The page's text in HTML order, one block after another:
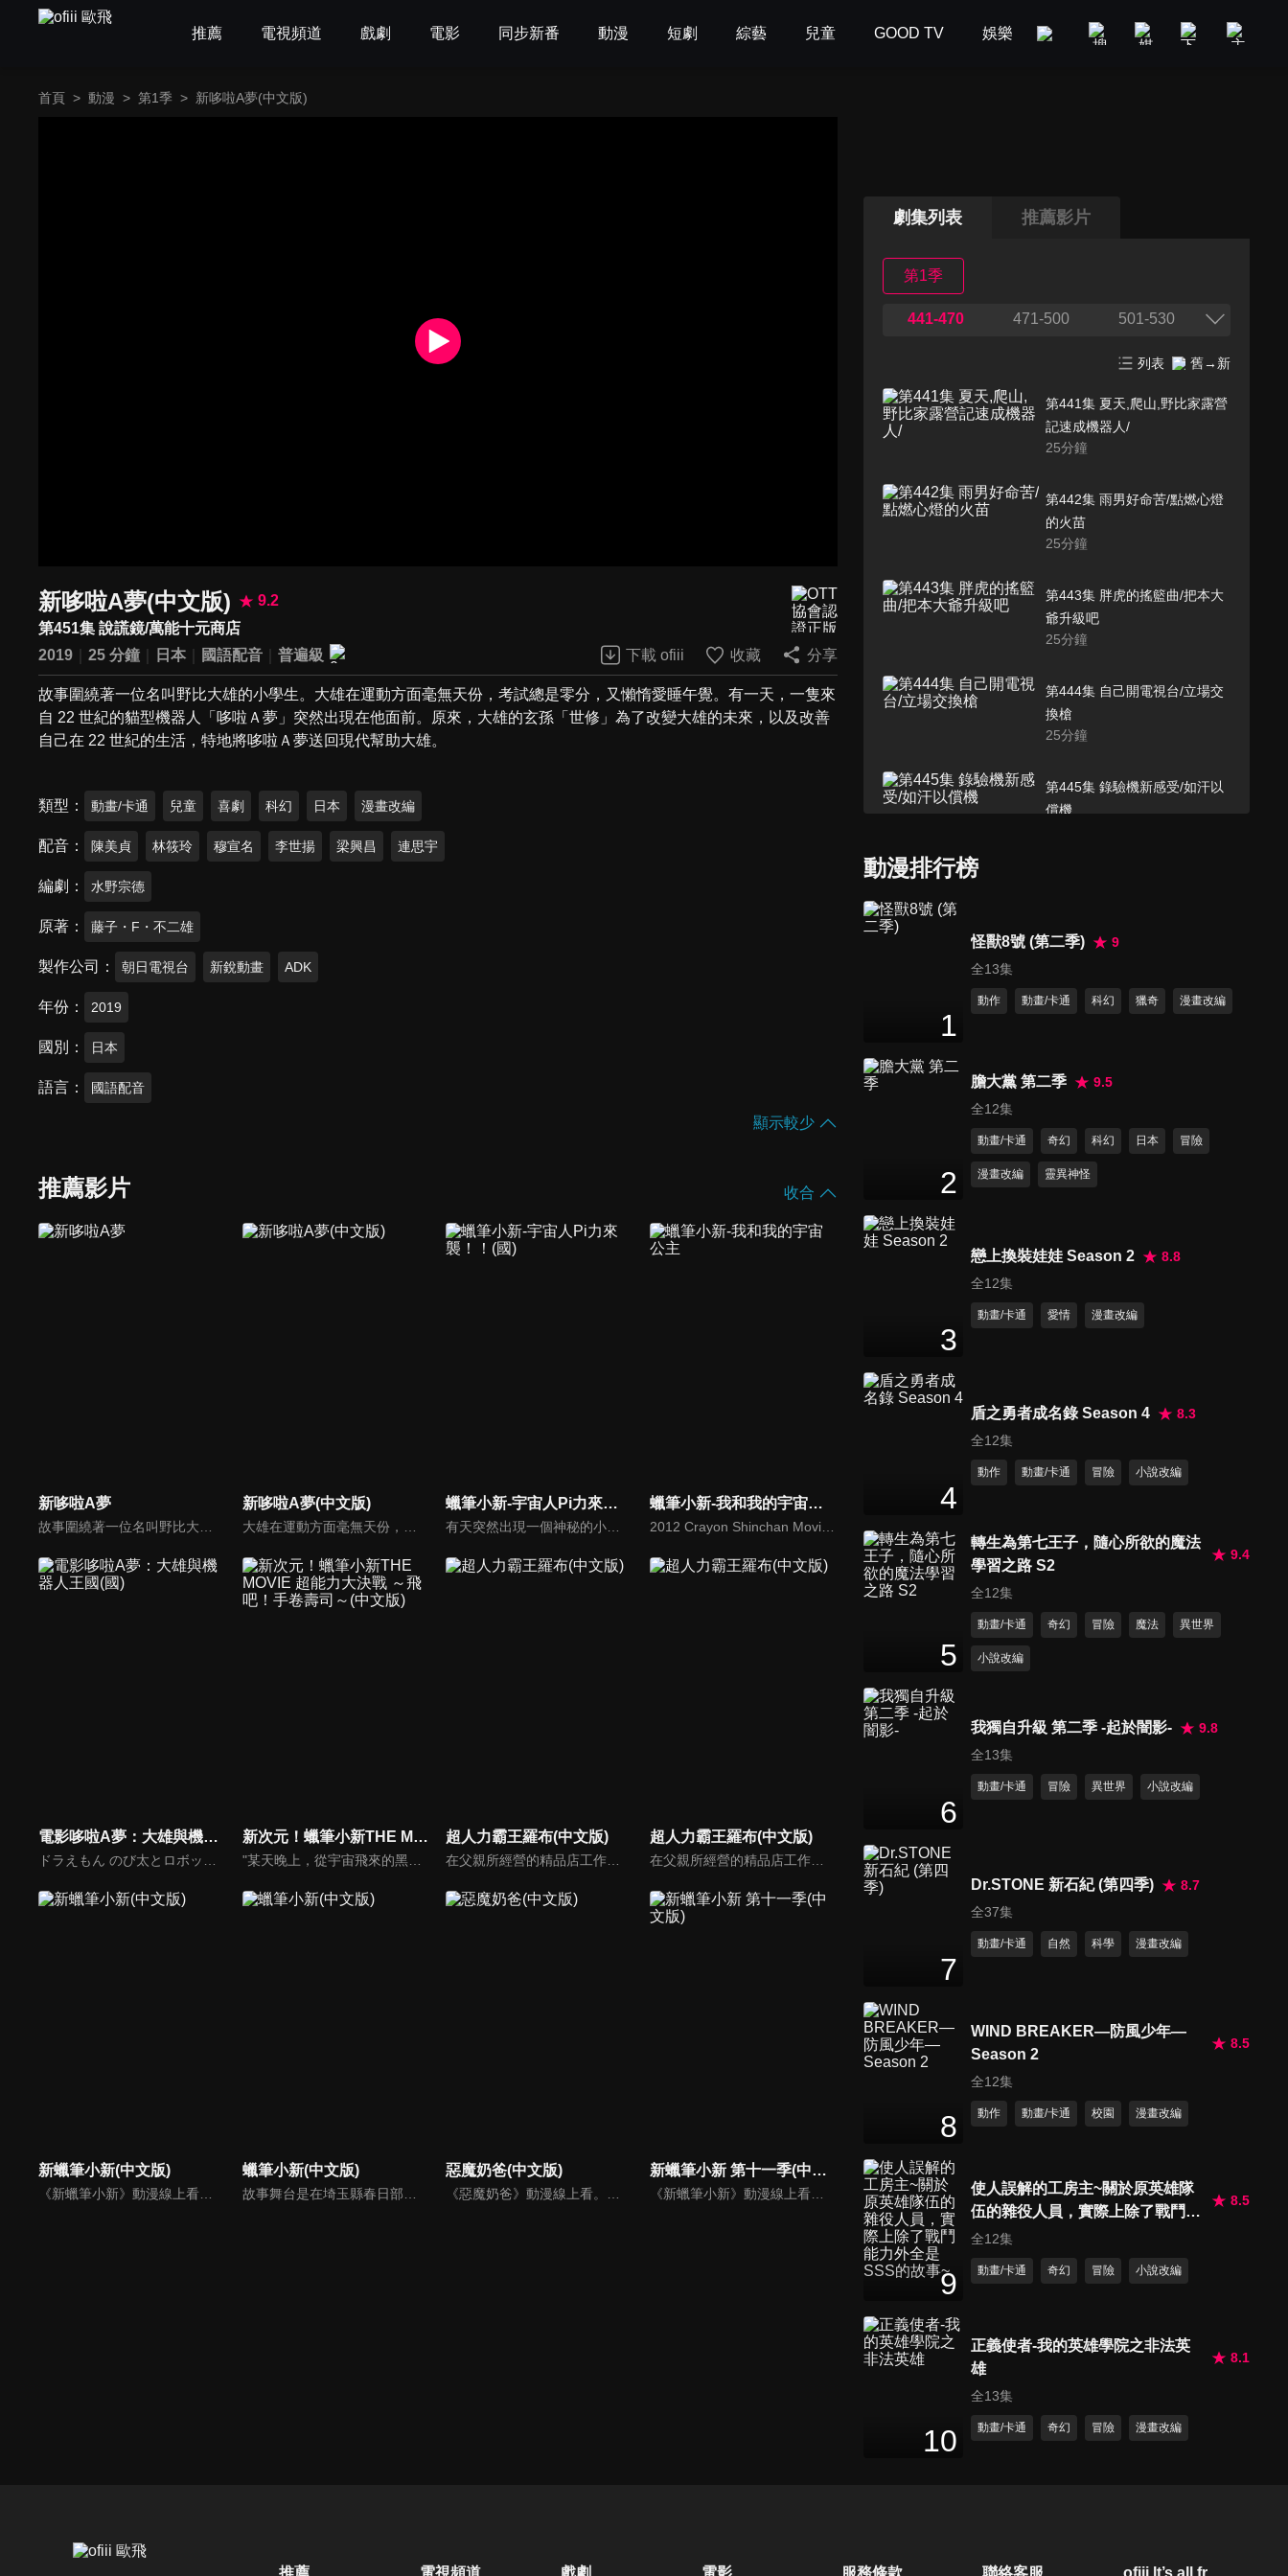
推薦 電視頻道 戲劇 電影 同步新番 動漫 短劇 綜藝 兒童 GOOD TV 娛樂 美食旅遊 新聞政論
首頁 > 動漫 > 第1季 > 新哆啦A夢(中文版)
新哆啦A夢(中文版)
9.2
第451集 說謊鏡/萬能十元商店
2019
25 分鐘 日本 國語配音 普遍級 下載 ofiii 收藏 分享
故事圍繞著一位名叫野比大雄的小學生。大雄在運動方面毫無天份，考試總是零分，又懶惰愛睡午覺。有一天，一隻來
自 22 世紀的貓型機器人「哆啦Ａ夢」突然出現在他面前。原來，大雄的玄孫「世修」為了改變大雄的未來，以及改善
自己在 22 世紀的生活，特地將哆啦Ａ夢送回現代幫助大雄。
類型 動畫/卡通 兒童 喜劇 科幻 日本 漫畫改編
配音 陳美貞 林筱玲 穆宣名 李世揚 梁興昌 連思宇
編劇 水野宗德
原著 藤子・F・不二雄
製作公司 朝日電視台 新銳動畫 ADK
年份 2019
國別 日本
語言 國語配音
顯示較少
推薦影片 收合
新哆啦A夢 新哆啦A夢(中文版) 蠟筆小新-宇宙人Pi力來襲！！(國) 蠟筆小新-我和我的宇宙公主
電影哆啦A夢：大雄與機器人王國(國) 新次元！蠟筆小新THE MOVIE 超能力大決戰 ～飛吧！手卷壽司～(中文版)
"某天晚上，從宇宙飛來的黑光和白光接近日本列島，埼玉縣春日部市的小新被那道白光擊中，體內湧現不可思議的力量。另一邊，有個男人被黑光照到，得到超能力後開始大肆破壞，他的願望是摧毀世界。破壞、混亂、慘叫聲，在全日本都被恐懼支配的此時此刻，小新挺身而戰！"
超人力霸王羅布(中文版) 超人力霸王羅布(中文版)
在父親所經營的精品店工作的湊活海和大學生的湊勇海兩兄弟，突如其來地遭遇到出現在這座城市的巨大未知生物 = 怪獸襲擊！於是兩人藉由羅布迴轉儀、羅布水晶之力變身成超人力霸王，開始保衛地球而戰！超人羅索、超人布魯的戰鬥即將開始！
新蠟筆小新(中文版)
《新蠟筆小新》動漫線上看。故事舞台是在埼玉縣春日部市，一位正在「雙葉幼稚園」學習的五歲的小孩──野原新之助，在日常生活中發生的有趣好玩事。
蠟筆小新(中文版)
故事舞台是在埼玉縣春日部市，一位正在「雙葉幼稚園」學習的五歲的小孩──野原新之助，在日常生活中發生的事。
惡魔奶爸(中文版)
《惡魔奶爸》動漫線上看。個性充滿暴烈之氣的一年級生男鹿辰巳，被人號稱為『不敗傳說男』！某一天，他正在河邊與人開打時，居然在那裡撿到一個身上擁有強大電擊力的小嬰兒，而這個小嬰兒竟然是未來的魔王！甚至還有一位專屬侍女？這個侍女希爾德居然說他成為這個魔王的養父了！
新蠟筆小新 第十一季(中文版)
《新蠟筆小新》動漫線上看。故事舞台是在埼玉縣春日部市，一位正在「雙葉幼稚園」學習的五歲的小孩──野原新之助，在日常生活中發生的有趣好玩事。
劇集列表 推薦影片
第1季
441-470 471-500 501-530
列表 舊→新
第441集 夏天,爬山,野比家露營
記速成機器人/
25分鐘
第442集 雨男好命苦/點燃心燈
的火苗
25分鐘
第443集 胖虎的搖籃曲/把本大
爺升級吧
25分鐘
第444集 自己開電視台/立場交
換槍
25分鐘
第445集 錄驗機新感受/如汗以
償機
25分鐘
第448集 一半一半再一半/絕景,
第449集 友情膠囊/小珠的戀人
第450集 穿過相框到海邊/忠犬
25分鐘
程
第453集 關係圖製造機/哆啦A
夢的歌聲
25分鐘
25分鐘
第457集 各式各樣汽水組合/魔
第458集 最佳夥伴/謊言成真大
第460集 一夜之間長滿柿子/哆
25分鐘
話亭, 讓晝夜顛倒
夢幻溫泉旅行
動漫排行榜
1
怪獸8號 (第二季)
9
全13集
動作 動畫/卡通 科幻 獵奇 漫畫改編
2
膽大黨 第二季
9.5
全12集
動畫/卡通 奇幻 科幻 日本 冒險
漫畫改編 靈異神怪
3
戀上換裝娃娃 Season 2
8.8
全12集
動畫/卡通 愛情 漫畫改編
4
盾之勇者成名錄 Season 4
8.3
全12集
動作 動畫/卡通 冒險 小說改編
5
轉生為第七王子，隨心所欲的魔法
學習之路 S2
9.4
全12集
動畫/卡通 奇幻 冒險 魔法 異世界
小說改編
6
我獨自升級 第二季 -起於闇影-
9.8
全13集
動畫/卡通 冒險 異世界 小說改編
7
Dr.STONE 新石紀 (第四季)
8.7
全37集
動畫/卡通 自然 科學 漫畫改編
8
WIND BREAKER—防風少年—
Season 2
8.5
全12集
動作 動畫/卡通 校園 漫畫改編
9
使人誤解的工房主~關於原英雄隊
伍的雜役人員，實際上除了戰鬥能
力外全是SSS的故事~
8.5
全12集
動畫/卡通 奇幻 冒險 小說改編
10
正義使者-我的英雄學院之非法英
雄
8.1
全13集
動畫/卡通 奇幻 冒險 漫畫改編
推薦 電視頻道 戲劇 電影 服務條款 聯絡客服